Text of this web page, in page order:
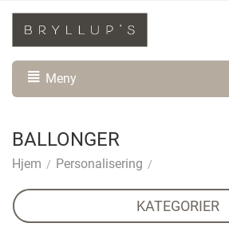
Min konto
Meny
BALLONGER
Hjem / Personalisering /
KATEGORIER